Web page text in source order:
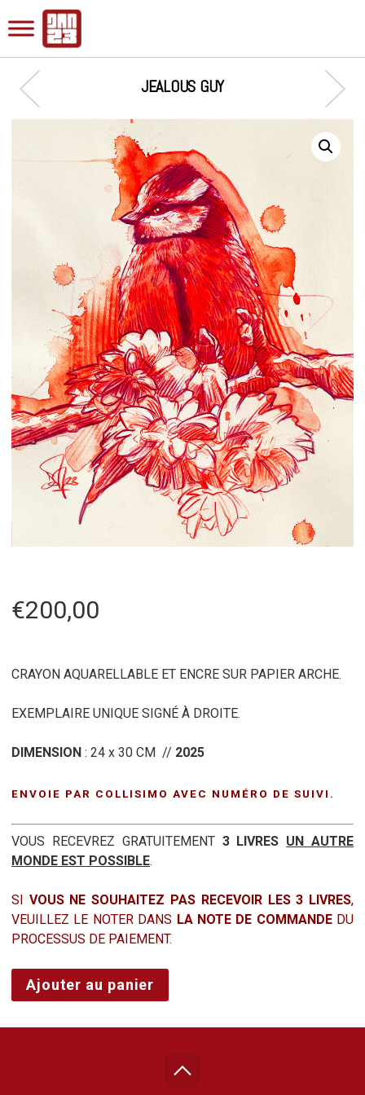
JEALOUS GUY
€200,00
CRAYON AQUARELLABLE ET ENCRE SUR PAPIER ARCHE.
EXEMPLAIRE UNIQUE SIGNÉ À DROITE.
DIMENSION : 24 x 30 CM // 2025
ENVOIE PAR COLLISIMO AVEC NUMÉRO DE SUIVI.
VOUS RECEVREZ GRATUITEMENT 3 LIVRES UN AUTRE
MONDE EST POSSIBLE.
SI VOUS NE SOUHAITEZ PAS RECEVOIR LES 3 LIVRES,
VEUILLEZ LE NOTER DANS LA NOTE DE COMMANDEDU
PROCESSUS DE PAIEMENT.
quantité
de
Ajouter au panier